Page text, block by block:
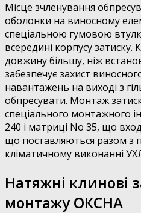
Місце зчленування
оболонки на виносному
спеціальною гумовою
всередині корпусу
довжину більшу, ніж
забезпечує захист
навантажень на виході з
обпресувати. Монтаж
спеціального монтажного
240 і матриці No 35, що
що поставляються разом з
кліматичному виконанні
Натяжні клинові
монтажу ОКСНА